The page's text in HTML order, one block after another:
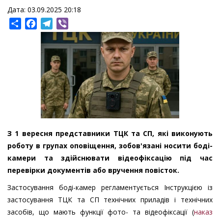
Дата: 03.09.2025 20:18
ShareFacebookTelegram
З 1 вересня представники ТЦК та СП, які виконують
роботу в групах оповіщення, зобов'язані носити боді-
камери та здійснювати відеофіксацію під час
перевірки документів або вручення повісток.
Застосування боді-камер регламентується Інструкцією із
застосування ТЦК та СП технічних приладів і технічних
засобів, що мають функції фото- та відеофіксації (наказ